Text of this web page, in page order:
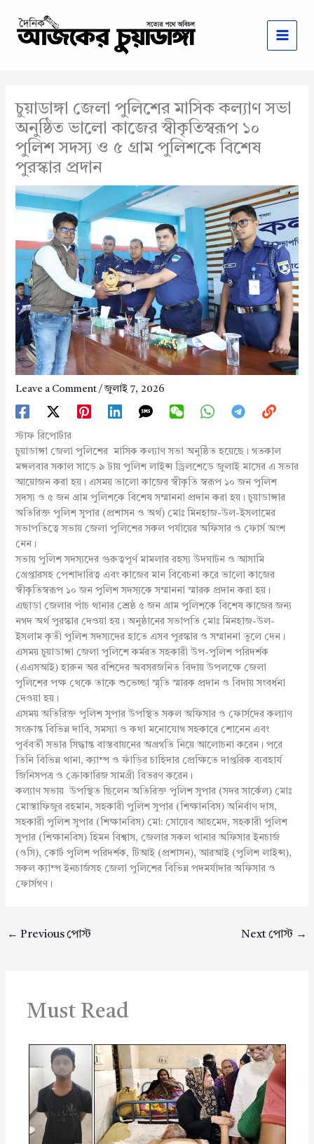
content
চুয়াডাঙ্গা জেলা পুলিশের মাসিক কল্যাণ সভা
অনুষ্ঠিত ভালো কাজের স্বীকৃতিস্বরূপ ১০
পুলিশ সদস্য ও ৫ গ্রাম পুলিশকে বিশেষ
পুরস্কার প্রদান
Leave a Comment /জুলাই 7, 2026
স্টাফ রিপোর্টার
চুয়াডাঙ্গা জেলা পুলিশের মাসিক কল্যাণ সভা অনুষ্ঠিত হয়েছে। গতকাল
মঙ্গলবার সকাল সাড়ে ৯ টায় পুলিশ লাইন্স ড্রিলশেডে জুলাই মাসের এ সভার
আয়োজন করা হয়। এসময় ভালো কাজের স্বীকৃতি স্বরূপ ১০ জন পুলিশ
সদস্য ও ৫ জন গ্রাম পুলিশকে বিশেষ সম্মাননা প্রদান করা হয়। চুয়াডাঙ্গার
অতিরিক্ত পুলিশ সুপার (প্রশাসন ও অর্থ) মোঃ মিনহাজ-উল-ইসলামের
সভাপতিত্বে সভায় জেলা পুলিশের সকল পর্যায়ের অফিসার ও ফোর্স অংশ
নেন।
সভায় পুলিশ সদস্যদের গুরুত্বপূর্ণ মামলার রহস্য উদঘাটন ও আসামি
গ্রেপ্তারসহ পেশাদারিত্ব এবং কাজের মান বিবেচনা করে ভালো কাজের
স্বীকৃতিস্বরূপ ১০ জন পুলিশ সদস্যকে সম্মাননা স্মারক প্রদান করা হয়।
এছাড়া জেলার পাঁচ থানার শ্রেষ্ঠ ৫ জন গ্রাম পুলিশকে বিশেষ কাজের জন্য
নগদ অর্থ পুরস্কার দেওয়া হয়। অনুষ্ঠানের সভাপতি মোঃ মিনহাজ-উল-
ইসলাম কৃতী পুলিশ সদস্যদের হাতে এসব পুরস্কার ও সম্মাননা তুলে দেন।
এসময় চুয়াডাঙ্গা জেলা পুলিশে কর্মরত সহকারী উপ-পুলিশ পরিদর্শক
(এএসআই) হারুন অর রশিদের অবসরজনিত বিদায় উপলক্ষে জেলা
পুলিশের পক্ষ থেকে তাকে শুভেচ্ছা স্মৃতি স্মারক প্রদান ও বিদায় সংবর্ধনা
দেওয়া হয়।
এসময় অতিরিক্ত পুলিশ সুপার উপস্থিত সকল অফিসার ও ফোর্সদের কল্যাণ
সংক্রান্ত বিভিন্ন দাবি, সমস্যা ও কথা মনোযোগ সহকারে শোনেন এবং
পূর্ববর্তী সভার সিদ্ধান্ত বাস্তবায়নের অগ্রগতি নিয়ে আলোচনা করেন। পরে
তিনি বিভিন্ন থানা, ক্যাম্প ও ফাঁড়ির চাহিদার প্রেক্ষিতে দাপ্তরিক ব্যবহার্য
জিনিসপত্র ও ক্রোকারিজ সামগ্রী বিতরণ করেন।
কল্যাণ সভায় উপস্থিত ছিলেন অতিরিক্ত পুলিশ সুপার (সদর সার্কেল) মোঃ
মোস্তাফিজুর রহমান, সহকারী পুলিশ সুপার (শিক্ষানবিস) অনির্বাণ দাস,
সহকারী পুলিশ সুপার (শিক্ষানবিস) মো: সোয়েব আহমেদ, সহকারী পুলিশ
সুপার (শিক্ষানবিস) হিমন বিশ্বাস, জেলার সকল থানার অফিসার ইনচার্জ
(ওসি), কোর্ট পুলিশ পরিদর্শক, টিআই (প্রশাসন), আরআই (পুলিশ লাইন্স),
সকল ক্যাম্প ইনচার্জসহ জেলা পুলিশের বিভিন্ন পদমর্যাদার অফিসার ও
ফোর্সগণ।
← Previous পোস্ট Next পোস্ট →
Must Read